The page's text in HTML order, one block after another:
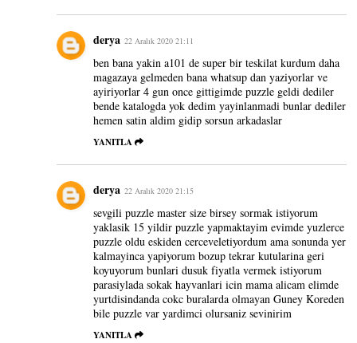
derya 22 Aralık 2020 21:11
ben bana yakin a101 de super bir teskilat kurdum daha
magazaya gelmeden bana whatsup dan yaziyorlar ve
ayiriyorlar 4 gun once gittigimde puzzle geldi dediler
bende katalogda yok dedim yayinlanmadi bunlar dediler
hemen satin aldim gidip sorsun arkadaslar
YANITLA
derya 22 Aralık 2020 21:15
sevgili puzzle master size birsey sormak istiyorum
yaklasik 15 yildir puzzle yapmaktayim evimde yuzlerce
puzzle oldu eskiden cerceveletiyordum ama sonunda yer
kalmayinca yapiyorum bozup tekrar kutularina geri
koyuyorum bunlari dusuk fiyatla vermek istiyorum
parasiylada sokak hayvanlari icin mama alicam elimde
yurtdisindanda cokc buralarda olmayan Guney Koreden
bile puzzle var yardimci olursaniz sevinirim
YANITLA